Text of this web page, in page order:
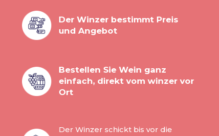
Der Winzer bestimmt Preis
und Angebot
Bestellen Sie Wein ganz
einfach, direkt vom winzer vor
Ort
Der Winzer schickt bis vor die